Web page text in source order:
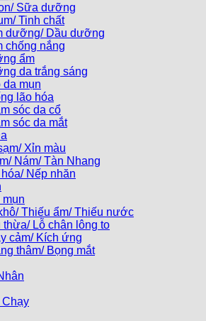
Sữa dưỡng
Tinh chất
dưỡng/ Dầu dưỡng
chống nắng
ẩm
da trắng sáng
da mụn
lão hóa
sóc da cổ
sóc da mắt
Xỉn màu
Nám/ Tàn Nhang
hóa/ Nếp nhăn
mụn
Thiếu ẩm/ Thiếu nước
thừa/ Lỗ chân lông to
cảm/ Kích ứng
thâm/ Bọng mắt
Chạy